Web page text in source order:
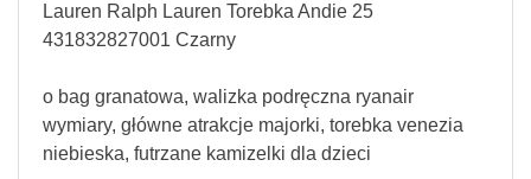
Lauren Ralph Lauren Torebka Andie 25
431832827001 Czarny
o bag granatowa, walizka podręczna ryanair
wymiary, główne atrakcje majorki, torebka venezia
niebieska, futrzane kamizelki dla dzieci